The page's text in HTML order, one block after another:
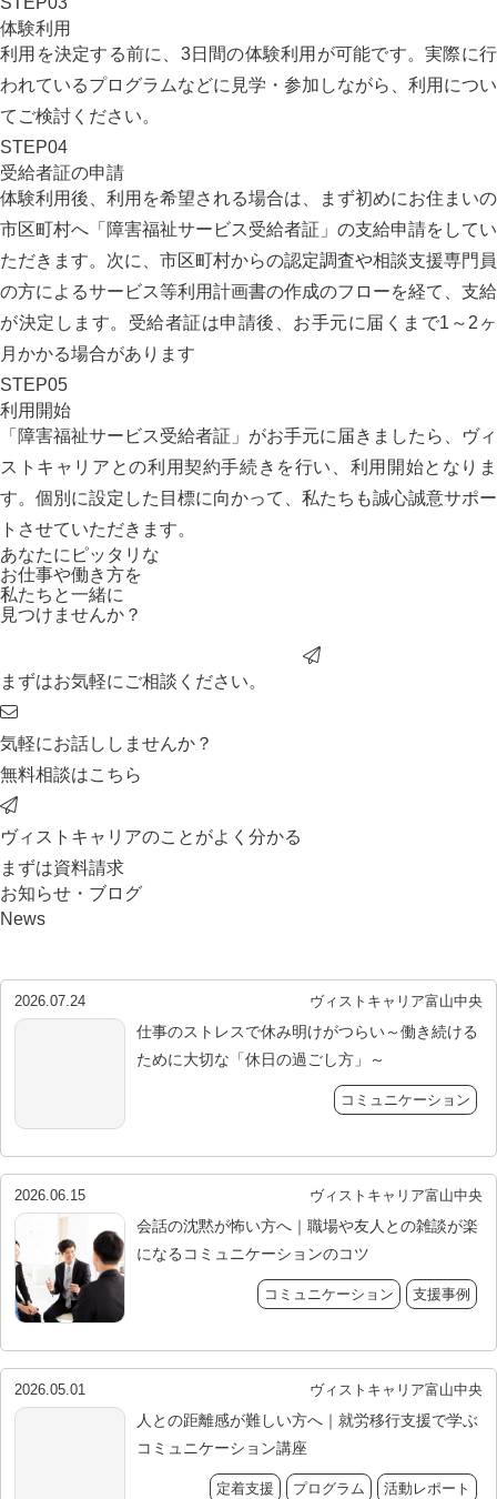
体験利用
利用を決定する前に、3日間の体験利用が可能です。実際に行
われているプログラムなどに見学・参加しながら、利用につい
てご検討ください。
STEP04
受給者証の申請
体験利用後、利用を希望される場合は、まず初めにお住まいの
市区町村へ 「障害福祉サービス受給者証」 の支給申請をしてい
ただきます。次に、市区町村からの認定調査や相談支援専門員
の方によるサービス等利用計画書の作成のフローを経て、支給
が決定します。受給者証は申請後、お手元に届くまで1～2ヶ
月かかる場合があります
STEP05
利用開始
「障害福祉サービス受給者証」がお手元に届きましたら、ヴィ
ストキャリアとの利用契約手続きを行い、利用開始となりま
す。個別に設定した目標に向かって、私たちも誠心誠意サポー
トさせていただきます。
あなたにピッタリ な
お仕事や働き方を
私たちと一緒に
見つけませんか？
まずはお気軽にご相談ください。
気軽にお話ししませんか？
無料相談はこちら
ヴィストキャリアのことがよく分かる
まずは資料請求
お知らせ・ブログ
News
2026.07.24 ヴィストキャリア富山中央
仕事のストレスで休み明けがつらい～働き続ける
ために大切な「休日の過ごし方」～
コミュニケーション
2026.06.15 ヴィストキャリア富山中央
会話の沈黙が怖い方へ｜職場や友人との雑談が楽
になるコミュニケーションのコツ
コミュニケーション 支援事例
2026.05.01 ヴィストキャリア富山中央
人との距離感が難しい方へ｜就労移行支援で学ぶ
コミュニケーション講座
定着支援 プログラム 活動レポート